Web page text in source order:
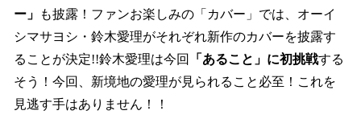
ー」
も披露！ファンお楽しみの「カバー」では、オーイ
シマサヨシ・鈴木愛理がそれぞれ新作のカバーを披露す
ることが決定!!鈴木愛理は今回
「あること」に初挑戦する
そう！今回、新境地の愛理が見られること必至！これを
見逃す手はありません！！